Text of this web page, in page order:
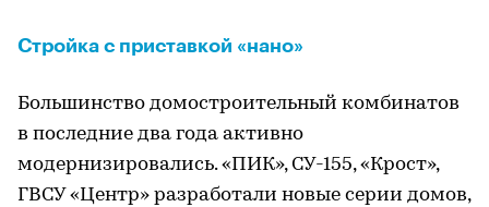
Стройка с приставкой «нано»
Большинство домостроительный комбинатов
в последние два года активно
модернизировались. «ПИК», СУ-155, «Крост»,
ГВСУ «Центр» разработали новые серии домов,